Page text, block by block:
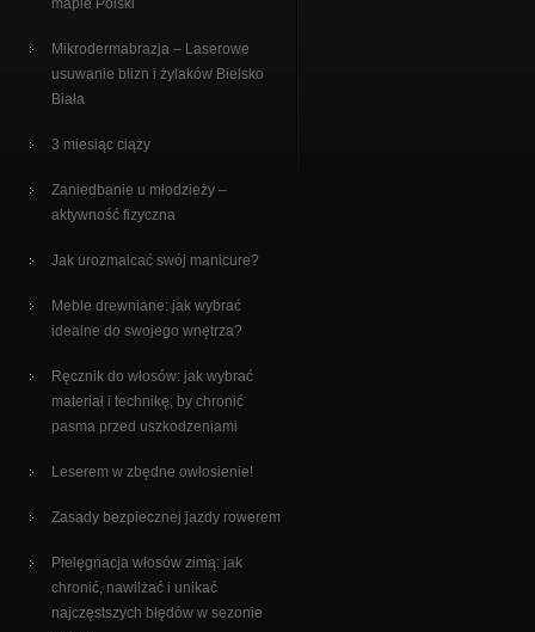
mapie Polski
Mikrodermabrazja – Laserowe
usuwanie blizn i żylaków Bielsko
Biała
3 miesiąc ciąży
Zaniedbanie u młodzieży –
aktywność fizyczna
Jak urozmaicać swój manicure?
Meble drewniane: jak wybrać
idealne do swojego wnętrza?
Ręcznik do włosów: jak wybrać
materiał i technikę, by chronić
pasma przed uszkodzeniami
Leserem w zbędne owłosienie!
Zasady bezpiecznej jazdy rowerem
Pielęgnacja włosów zimą: jak
chronić, nawilżać i unikać
najczęstszych błędów w sezonie